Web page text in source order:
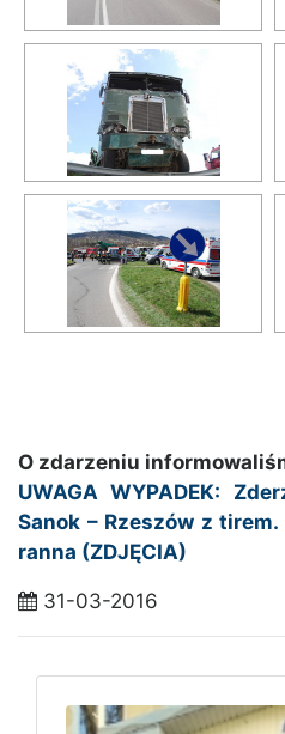
O zdarzeniu
UWAGA WYPADEK:
Sanok – Rzeszów z
ranna (ZDJĘCIA)
31-03-2016